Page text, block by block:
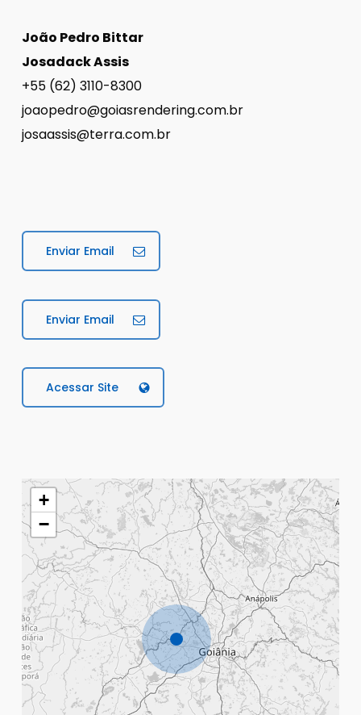
João Pedro Bittar
Josadack Assis
+55 (62) 3110-8300
joaopedro@goiasrendering.com.br
josaassis@terra.com.br
Enviar Email
Enviar Email
Acessar Site
+
−